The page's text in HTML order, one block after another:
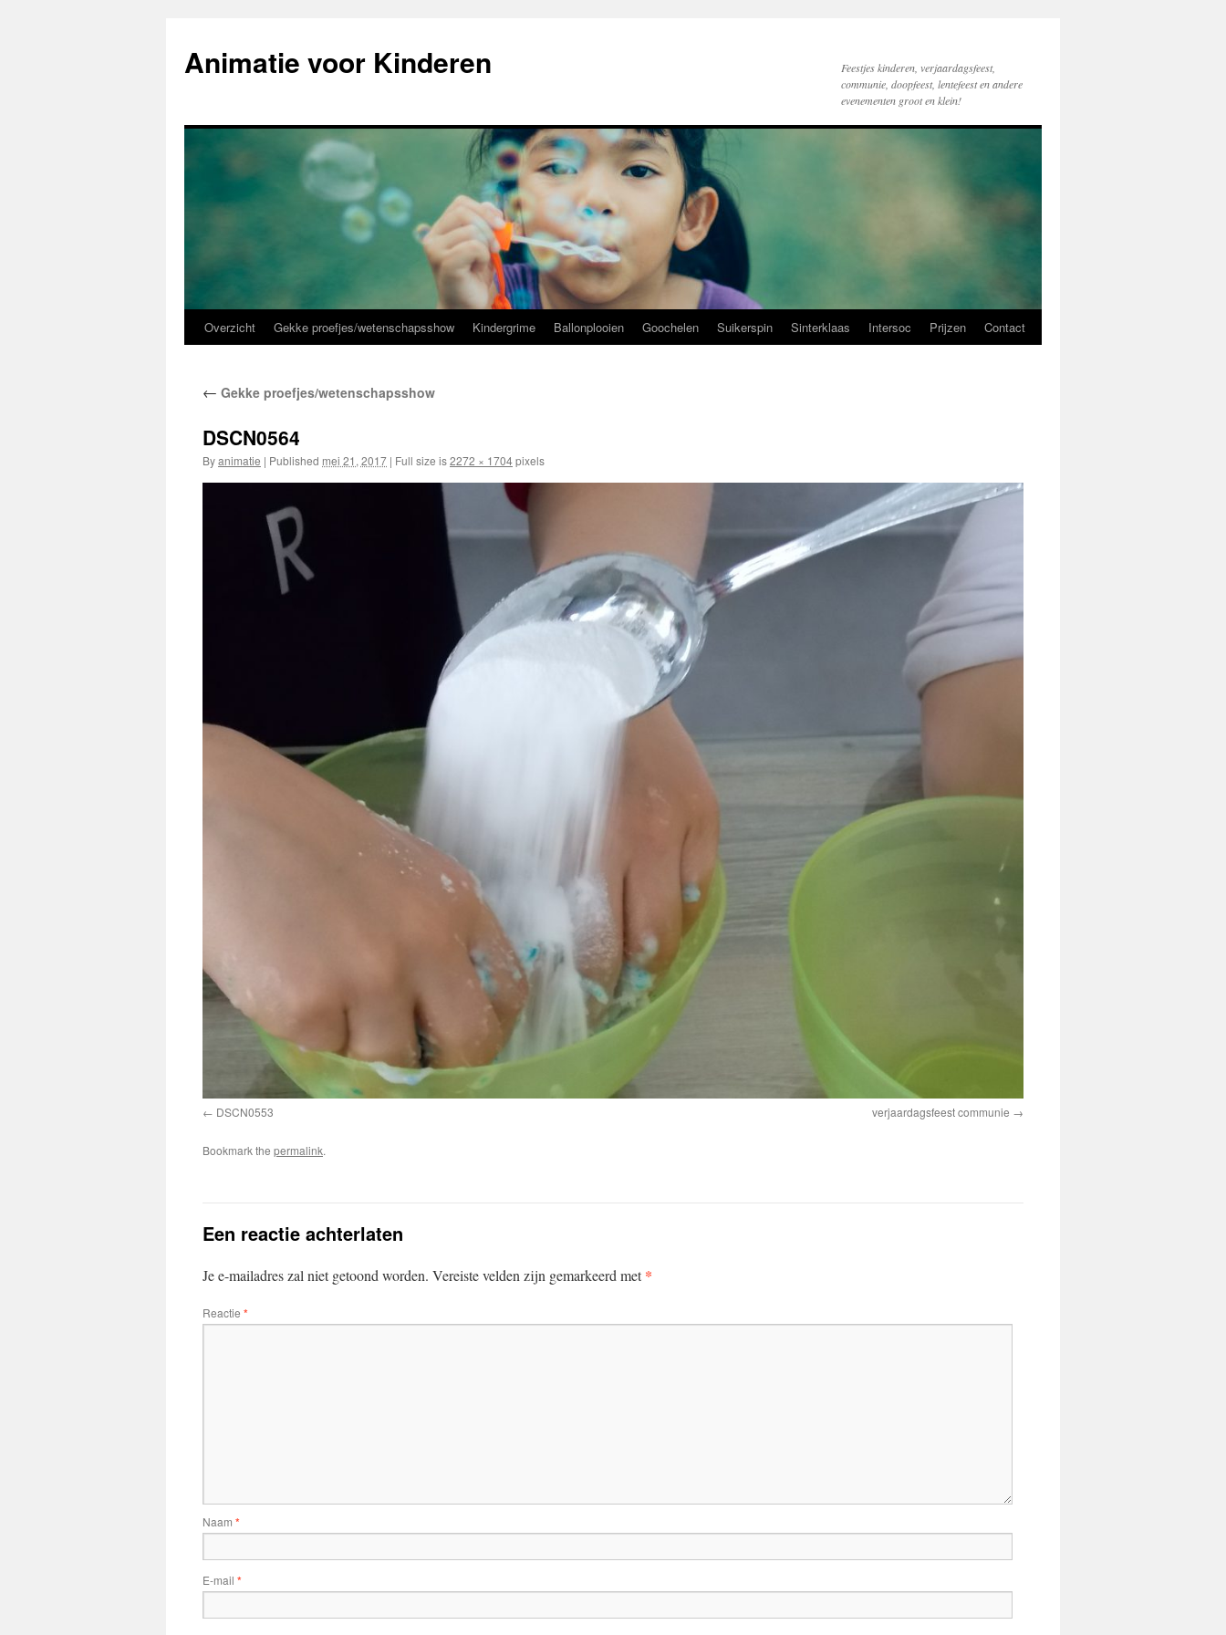
Animatie voor Kinderen
Feestjes kinderen, verjaardagsfeest,
communie, doopfeest, lentefeest en andere
evenementen groot en klein!
Skip
content
Overzicht Gekke proefjes/wetenschapsshow Kindergrime Ballonplooien Goochelen Suikerspin Sinterklaas Intersoc Prijzen Contact
← Gekke proefjes/wetenschapsshow
DSCN0564
Byanimatie | Published mei 21, 2017 | Full size is2272 × 1704pixels
DSCN0553 verjaardagsfeest communie
Bookmark the permalink.
Een reactie achterlaten
Je e-mailadres zal niet getoond worden. Vereiste velden zijn gemarkeerd met*
Reactie *
Naam *
E-mail *